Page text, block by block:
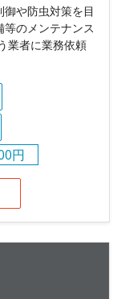
や防虫対策を目
のメンテナンス
業者に業務依頼
円